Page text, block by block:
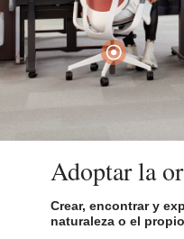
Crear, encontrar y
naturaleza o el
Adoptar la